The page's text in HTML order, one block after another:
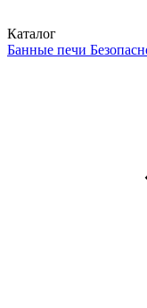
Каталог
Банные печи